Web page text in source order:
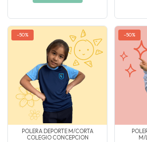
-50%
POLERA DEPORTE M/CORTA
COLEGIO CONCEPCION
-50%
M/